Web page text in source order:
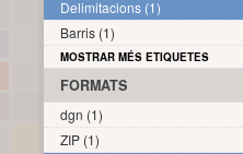
Delimitacions (1)
Barris (1)
MOSTRAR MÉS ETIQUETES
FORMATS
dgn (1)
ZIP (1)